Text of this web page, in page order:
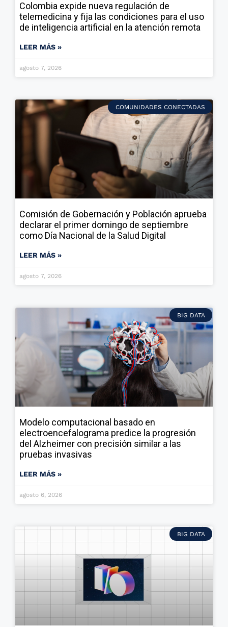
Colombia expide nueva regulación de
telemedicina y fija las condiciones para el uso
de inteligencia artificial en la atención remota
LEER MÁS »
agosto 7, 2026
COMUNIDADES CONECTADAS
Comisión de Gobernación y Población aprueba
declarar el primer domingo de septiembre
como Día Nacional de la Salud Digital
LEER MÁS »
agosto 7, 2026
BIG DATA
Modelo computacional basado en
electroencefalograma predice la progresión
del Alzheimer con precisión similar a las
pruebas invasivas
LEER MÁS »
agosto 6, 2026
BIG DATA